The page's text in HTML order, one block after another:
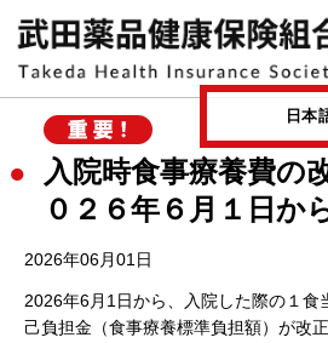
入院時食事療養費の
０２６年６月１日から
2026年06月01日
2026年6月1日から、入院した際の１食
己負担金（食事療養標準負担額）が改正
日本